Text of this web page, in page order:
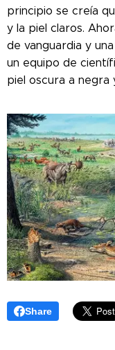
principio se creía
y la piel claros.
de vanguardia y
un equipo de
piel oscura a negra
Share